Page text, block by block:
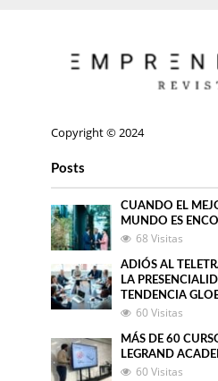
Copyright © 2024
Posts
CUANDO EL
MUNDO ES
68 Visitas
ADIÓS AL
LA
TENDENCIA
60 Visitas
MÁS DE 60
LEGRAND
60 Visitas